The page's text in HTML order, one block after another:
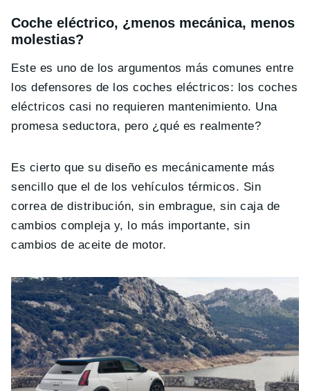
Coche eléctrico, ¿menos mecánica, menos
molestias?
Este es uno de los argumentos más comunes entre
los defensores de los coches eléctricos: los coches
eléctricos casi no requieren mantenimiento. Una
promesa seductora, pero ¿qué es realmente?
Es cierto que su diseño es mecánicamente más
sencillo que el de los vehículos térmicos. Sin
correa de distribución, sin embrague, sin caja de
cambios compleja y, lo más importante, sin
cambios de aceite de motor.